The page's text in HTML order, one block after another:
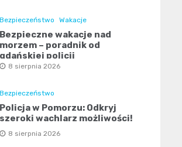
Bezpieczeństwo Wakacje
Bezpieczne wakacje nad
morzem – poradnik od
gdańskiej policji
8 sierpnia 2026
Bezpieczeństwo
Policja w Pomorzu: Odkryj
szeroki wachlarz możliwości!
8 sierpnia 2026